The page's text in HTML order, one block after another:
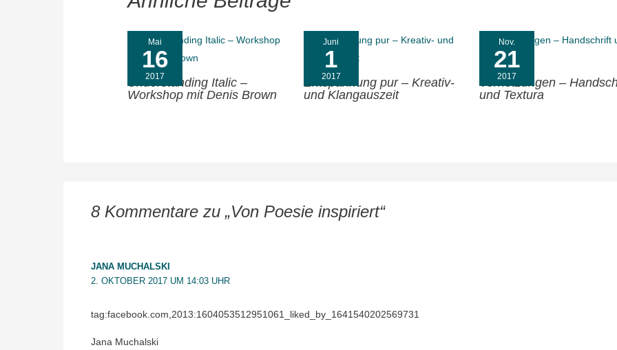
Mai
16
2017
Understanding Italic –
Workshop mit Denis Brown
Juni
1
2017
Entspannung pur – Kreativ-
und Klangauszeit
Nov.
21
2017
Vernetzungen –
und Textura
8 Kommentare zu „Von Poesie inspiriert“
JANA MUCHALSKI
2. OKTOBER 2017 UM 14:03 UHR
tag:facebook.com,2013:1604053512951061_liked_by_1641540202569731
Jana Muchalski